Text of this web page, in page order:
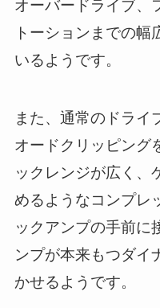
オーバードライブ、
トーションまでの幅
いるようです。
また、通常のドライ
オードクリッピング
ックレンジが広く、
めるようなコンプレ
ックアンプの手前に
ンプが本来もつダイ
かせるようです。